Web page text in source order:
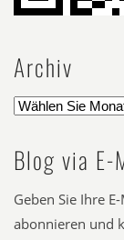
Archiv
Blog via E-
Geben Sie Ihre
abonnieren und